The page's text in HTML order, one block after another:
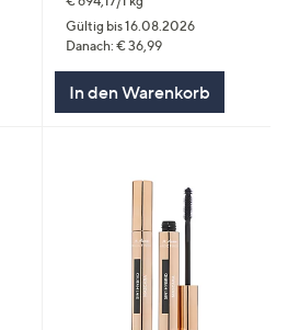
Gültig bis 16.08.2026
Danach: € 36,99
In den Warenkorb